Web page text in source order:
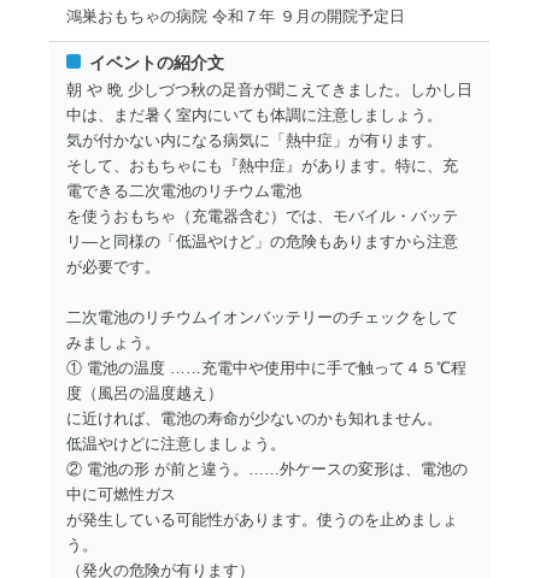
鴻巣おもちゃの病院 令和７年 ９月の開院予定日
イベントの紹介文
朝 や 晩 少しづつ秋の足音が聞こえてきました。しかし日
中は、まだ暑く室内にいても体調に注意しましょう。
気が付かない内になる病気に「熱中症」が有ります。
そして、おもちゃにも『熱中症』があります。特に、充
電できる二次電池のリチウム電池
を使うおもちゃ（充電器含む）では、モバイル・バッテ
リ―と同様の「低温やけど」の危険もありますから注意
が必要です。
二次電池のリチウムイオンバッテリーのチェックをして
みましょう。
① 電池の温度 ……充電中や使用中に手で触って４５℃程
度（風呂の温度越え）
に近ければ、電池の寿命が少ないのかも知れません。
低温やけどに注意しましょう。
② 電池の形 が前と違う。……外ケースの変形は、電池の
中に可燃性ガス
が発生している可能性があります。使うのを止めましょ
う。
（発火の危険が有ります）